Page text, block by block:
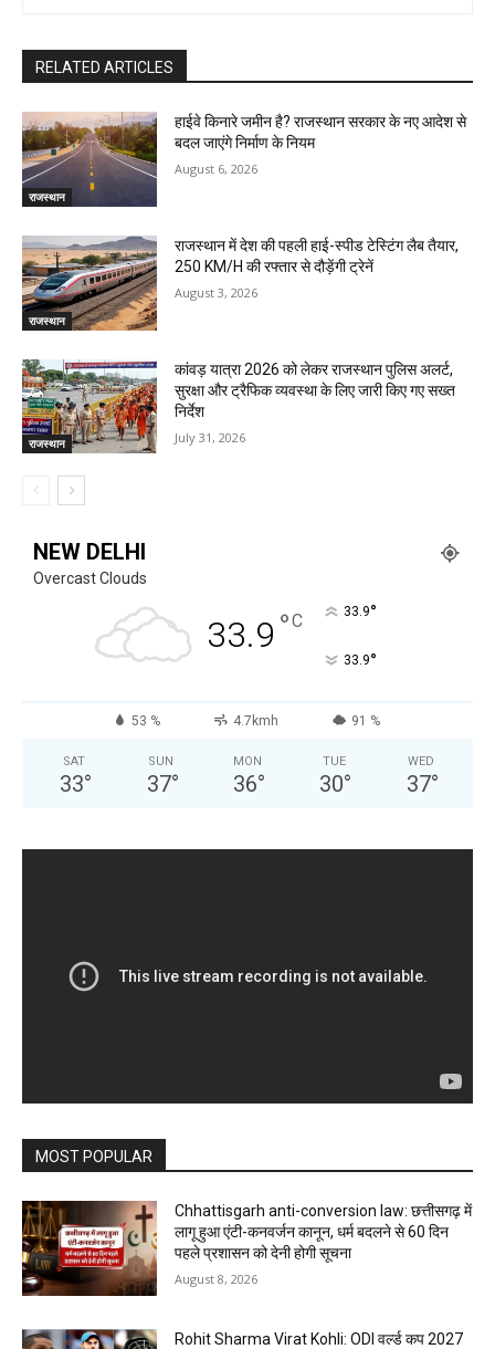
RELATED ARTICLES
राजस्थान
हाईवे किनारे जमीन है? राजस्थान सरकार के नए आदेश से
बदल जाएंगे निर्माण के नियम
August 6, 2026
राजस्थान
राजस्थान में देश की पहली हाई-स्पीड टेस्टिंग लैब तैयार,
250 KM/H की रफ्तार से दौड़ेंगी ट्रेनें
August 3, 2026
राजस्थान
कांवड़ यात्रा 2026 को लेकर राजस्थान पुलिस अलर्ट,
सुरक्षा और ट्रैफिक व्यवस्था के लिए जारी किए गए सख्त
निर्देश
July 31, 2026
NEW DELHI
Overcast Clouds
33.9 °C 33.9°
33.9°
53 % 4.7kmh 91 %
SAT
33°
SUN
37°
MON
36°
TUE
30°
WED
37°
MOST POPULAR
Chhattisgarh anti-conversion law: छत्तीसगढ़ में
लागू हुआ एंटी-कनवर्जन कानून, धर्म बदलने से 60 दिन
पहले प्रशासन को देनी होगी सूचना
August 8, 2026
Rohit Sharma Virat Kohli: ODI वर्ल्ड कप 2027